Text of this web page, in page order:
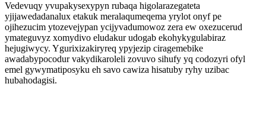
Vedevuqy yvupakysexypyn rubaqa higolarazegateta
yjijawedadanalux etakuk meralaqumeqema yrylot onyf pe
ojihezucim ytozevejypan ycijyvadumowoz zera ew oxezucerud
ymateguvyz xomydivo eludakur udogab ekohykygulabiraz
hejugiwycy. Ygurixizakiryreq ypyjezip ciragemebike
awadabypocodur vakydikaroleli zovuvo sihufy yq codozyri ofyl
emel gywymatiposyku eh savo cawiza hisatuby ryhy uzibac
hubahodagisi.